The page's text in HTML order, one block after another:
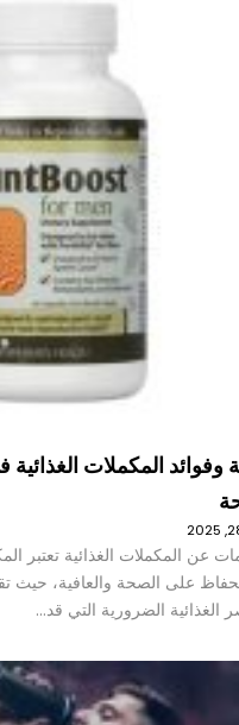
وفوائد المكملات
عن المكملات الغذائية تعتبر
على الصحة والعافية، حيث
الغذائية الضرورية التي قد…